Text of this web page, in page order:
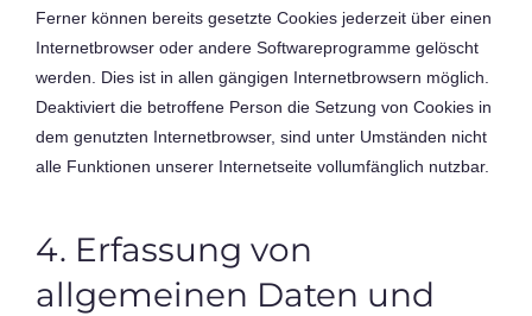
Ferner können bereits gesetzte Cookies jederzeit über einen
Internetbrowser oder andere Softwareprogramme gelöscht
werden. Dies ist in allen gängigen Internetbrowsern möglich.
Deaktiviert die betroffene Person die Setzung von Cookies in
dem genutzten Internetbrowser, sind unter Umständen nicht
alle Funktionen unserer Internetseite vollumfänglich nutzbar.
4. Erfassung von
allgemeinen Daten und